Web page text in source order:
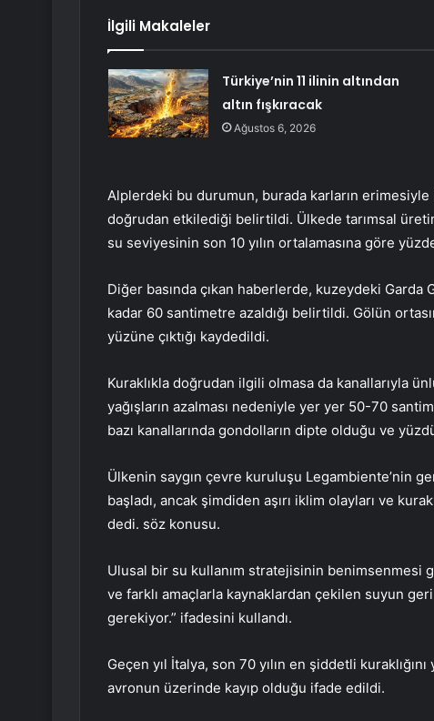
İlgili Makaleler
Türkiye’nin 11 ilinin altından
altın fışkıracak
Ağustos 6, 2026
Alplerdeki bu durumun, burada karların
doğrudan etkilediği belirtildi. Ülkede tarımsal
su seviyesinin son 10 yılın ortalamasına göre
Diğer basında çıkan haberlerde, kuzeydeki Garda
kadar 60 santimetre azaldığı belirtildi. Gölün
yüzüne çıktığı kaydedildi.
Kuraklıkla doğrudan ilgili olmasa da kanallarıyla
yağışların azalması nedeniyle yer yer 50-70
bazı kanallarında gondolların dipte olduğu ve
Ülkenin saygın çevre kuruluşu Legambiente’nin
başladı, ancak şimdiden aşırı iklim olayları ve
dedi. söz konusu.
Ulusal bir su kullanım stratejisinin
ve farklı amaçlarla kaynaklardan çekilen suyun
gerekiyor.” ifadesini kullandı.
Geçen yıl İtalya, son 70 yılın en şiddetli
avronun üzerinde kayıp olduğu ifade edildi.